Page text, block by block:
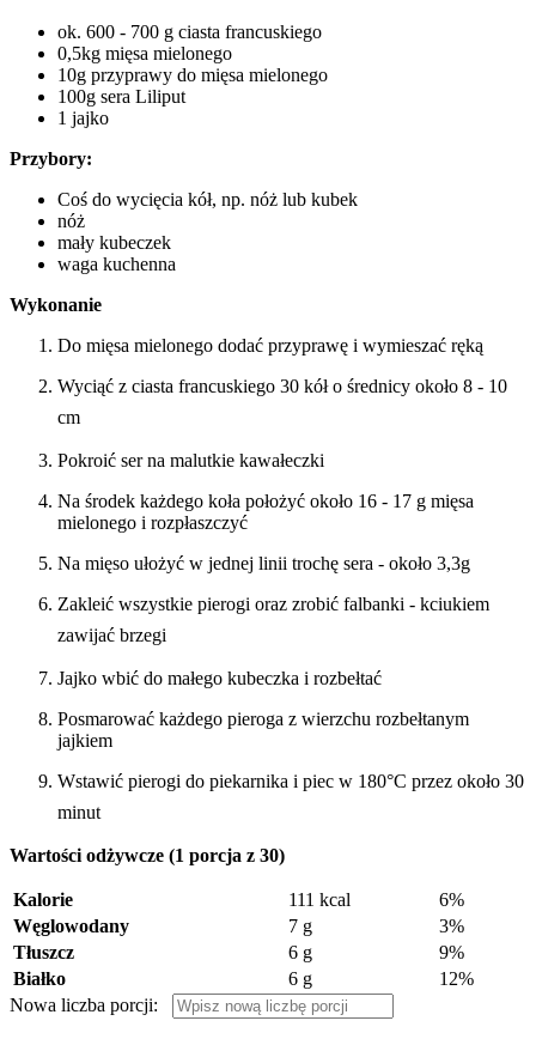
ok. 600 - 700 g ciasta francuskiego
0,5kg mięsa mielonego
10g przyprawy do mięsa mielonego
100g sera Liliput
1 jajko
Przybory:
Coś do wycięcia kół, np. nóż lub kubek
nóż
mały kubeczek
waga kuchenna
Wykonanie
Do mięsa mielonego dodać przyprawę i wymieszać ręką
Wyciąć z ciasta francuskiego 30 kół o średnicy około 8 - 10
cm
Pokroić ser na malutkie kawałeczki
Na środek każdego koła położyć około 16 - 17 g mięsa
mielonego i rozpłaszczyć
Na mięso ułożyć w jednej linii trochę sera - około 3,3g
Zakleić wszystkie pierogi oraz zrobić falbanki - kciukiem
zawijać brzegi
Jajko wbić do małego kubeczka i rozbełtać
Posmarować każdego pieroga z wierzchu rozbełtanym
jajkiem
Wstawić pierogi do piekarnika i piec w 180°C przez około 30
minut
Wartości odżywcze (1 porcja z 30)
Kalorie 111 kcal
6%
Węglowodany
7 g
3%
Tłuszcz
6 g
9%
Białko
6 g
12%
Nowa liczba porcji: